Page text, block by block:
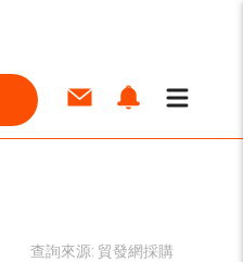
查詢來源: 貿發網採購